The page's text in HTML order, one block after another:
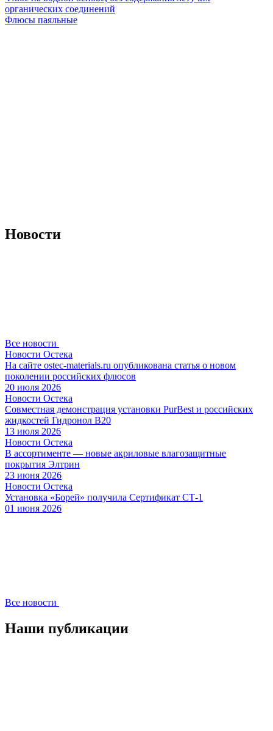
органических соединений
Флюсы паяльные
Новости
Все новости
Новости Остека
На сайте ostec-materials.ru опубликована статья о новом
поколении российских флюсов
20 июля 2026
Новости Остека
Совместная демонстрация установки PurBest и российских
жидкостей Гидронол В20
13 июля 2026
Новости Остека
В ассортименте — новые акриловые влагозащитные
покрытия Элтрин
23 июня 2026
Новости Остека
Установка «Борей» получила Сертификат СТ-1
01 июня 2026
Все новости
Наши публикации